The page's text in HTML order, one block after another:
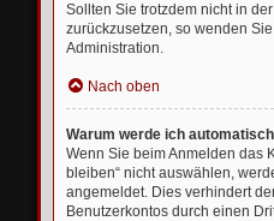
Sollten Sie trotzdem nicht in
zurückzusetzen, so wenden
Administration.
Nach oben
Warum werde ich
Wenn Sie beim Anmelden das
bleiben“ nicht auswählen,
angemeldet. Dies verhindert
Benutzerkontos durch einen